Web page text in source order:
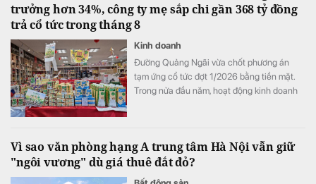
trưởng hơn 34%, công ty mẹ sắp chi gần 368 tỷ đồng
trả cổ tức trong tháng 8
Kinh doanh
Đường Quảng Ngãi vừa chốt phương án
tạm ứng cổ tức đợt 1/2026 bằng tiền mặt.
Trong nửa đầu năm, hoạt động kinh doanh
Vì sao văn phòng hạng A trung tâm Hà Nội vẫn giữ
"ngôi vương" dù giá thuê đắt đỏ?